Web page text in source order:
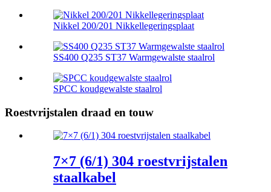
Nikkel 200/201 Nikkellegeringsplaat
SS400 Q235 ST37 Warmgewalste staalrol
SPCC koudgewalste staalrol
Roestvrijstalen draad en touw
7×7 (6/1) 304 roestvrijstalen
staalkabel